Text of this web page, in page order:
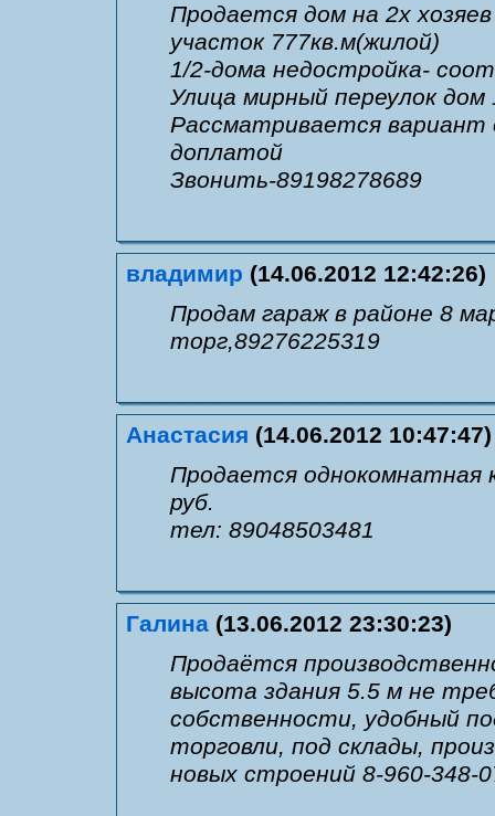
Продается дом на 2х
участок 777кв.м(жилой)
1/2-дома недостройка-
Улица мирный переулок дом
Рассматривается вариант
доплатой
Звонить-89198278689
владимир (14.06.2012 12:42:26)
Продам гараж в районе 8
торг,89276225319
Анастасия (14.06.2012 10:47:47)
Продается однокомнатная
руб.
тел: 89048503481
Галина (13.06.2012 23:30:23)
Продаётся
высота здания 5.5 м не
собственности, удобный
торговли, под склады,
новых строений 8-960-348-